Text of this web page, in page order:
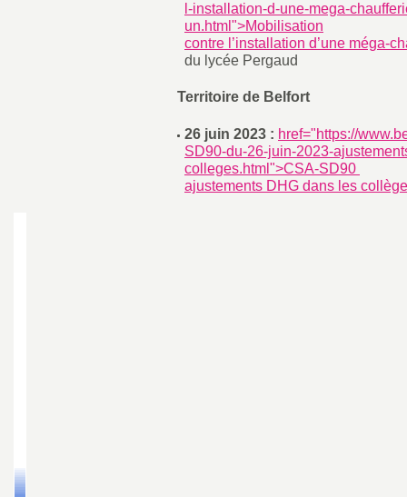
l-installation-d-une-mega-
un.html">Mobilisation
contre l’installation d’une méga-
du lycée Pergaud
Territoire de Belfort
26 juin 2023 : href="https://
SD90-du-26-juin-2023-
colleges.html">CSA-SD90
ajustements DHG dans les